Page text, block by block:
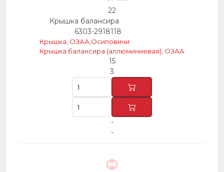
22
Крышка балансира
6303-2918118
Крышка, ОЗАА,Осиповичи
Крышка балансира (аллюминиевая), ОЗАА
15
3
-
-